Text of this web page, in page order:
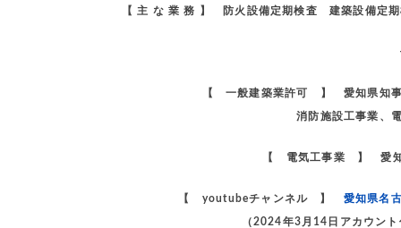
【 主 な 業 務 】 防火設備定期検査 建築設備定
【 一般建築業許可 】 愛知県知
消防施設工事業、
【 電気工事業 】 愛
【 youtubeチャンネル 】 愛知県名
（2024年3月14日アカウン